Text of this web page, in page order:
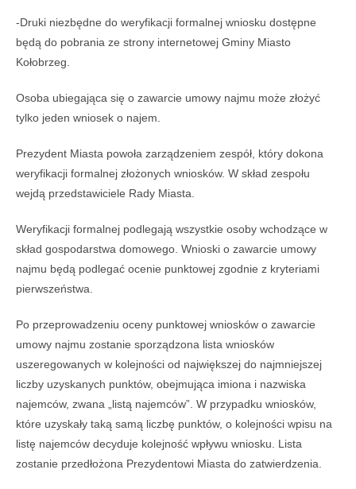
-Druki niezbędne do weryfikacji formalnej wniosku dostępne
będą do pobrania ze strony internetowej Gminy Miasto
Kołobrzeg.
Osoba ubiegająca się o zawarcie umowy najmu może złożyć
tylko jeden wniosek o najem.
Prezydent Miasta powoła zarządzeniem zespół, który dokona
weryfikacji formalnej złożonych wniosków. W skład zespołu
wejdą przedstawiciele Rady Miasta.
Weryfikacji formalnej podlegają wszystkie osoby wchodzące w
skład gospodarstwa domowego. Wnioski o zawarcie umowy
najmu będą podlegać ocenie punktowej zgodnie z kryteriami
pierwszeństwa.
Po przeprowadzeniu oceny punktowej wniosków o zawarcie
umowy najmu zostanie sporządzona lista wniosków
uszeregowanych w kolejności od największej do najmniejszej
liczby uzyskanych punktów, obejmująca imiona i nazwiska
najemców, zwana „listą najemców”. W przypadku wniosków,
które uzyskały taką samą liczbę punktów, o kolejności wpisu na
listę najemców decyduje kolejność wpływu wniosku. Lista
zostanie przedłożona Prezydentowi Miasta do zatwierdzenia.